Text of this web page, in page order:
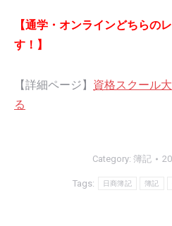
【通学・オンラインどちらの
す！】
【詳細ページ】 資格スクール
る
Category: 簿記
Tags: 日商簿記 簿記